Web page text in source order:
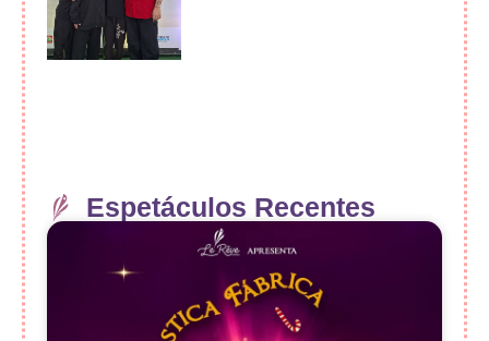
Espetáculos Recentes